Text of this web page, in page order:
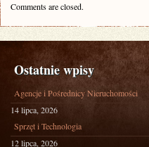
Comments are closed.
Ostatnie wpisy
Agencje i Pośrednicy Nieruchomości
14 lipca, 2026
Sprzęt i Technologia
12 lipca, 2026